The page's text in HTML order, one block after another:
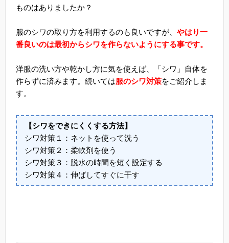
ものはありましたか？
服のシワの取り方を利用するのも良いですが、 やはり一
番良いのは最初からシワを作らないようにする事です。
洋服の洗い方や乾かし方に気を使えば、「シワ」自体を
作らずに済みます。続いては服のシワ対策をご紹介しま
す。
【シワをできにくくする方法】
シワ対策１：ネットを使って洗う
シワ対策２：柔軟剤を使う
シワ対策３：脱水の時間を短く設定する
シワ対策４：伸ばしてすぐに干す